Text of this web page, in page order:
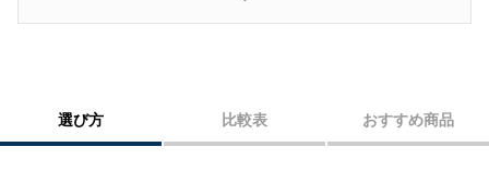
選び方 比較表 おすすめ商品